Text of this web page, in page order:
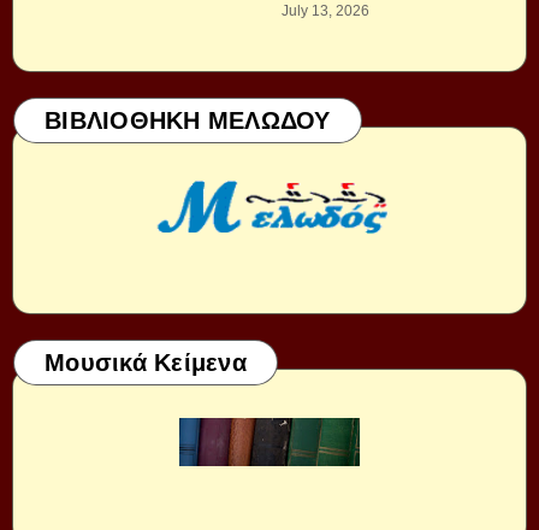
July 13, 2026
ΒΙΒΛΙΟΘΗΚΗ ΜΕΛΩΔΟΥ
Μουσικά Κείμενα